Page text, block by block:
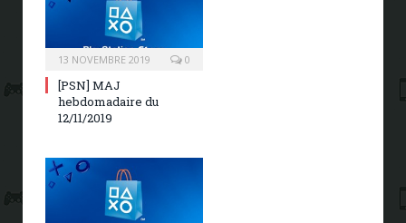
13 NOVEMBRE 2019 0
[PSN] MAJ
hebdomadaire du
12/11/2019